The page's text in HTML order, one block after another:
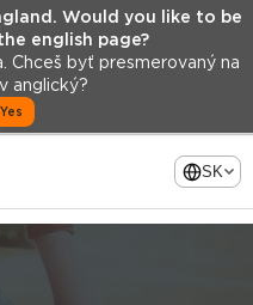
Would you like to be
english page?
Chceš byť presmerovaný na
anglický?
Yes
SK